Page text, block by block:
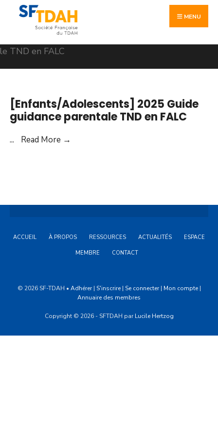
Skip
content
MENU
[Enfants/Adolescents] 2025 Guide
guidance parentale TND en FALC
... Read More →
TND
ACCUEIL À PROPOS RESSOURCES ACTUALITÉS ESPACE
MEMBRE CONTACT
© 2026 SF-TDAH • Adhérer| S'inscrire| Se connecter| Mon compte|
Annuaire des membres
Copyright © 2026 - SFTDAH parLucile Hertzog
Search
for: